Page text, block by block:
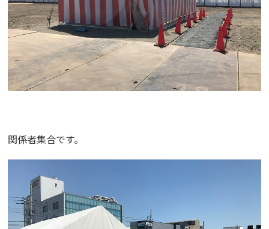
関係者集合です。